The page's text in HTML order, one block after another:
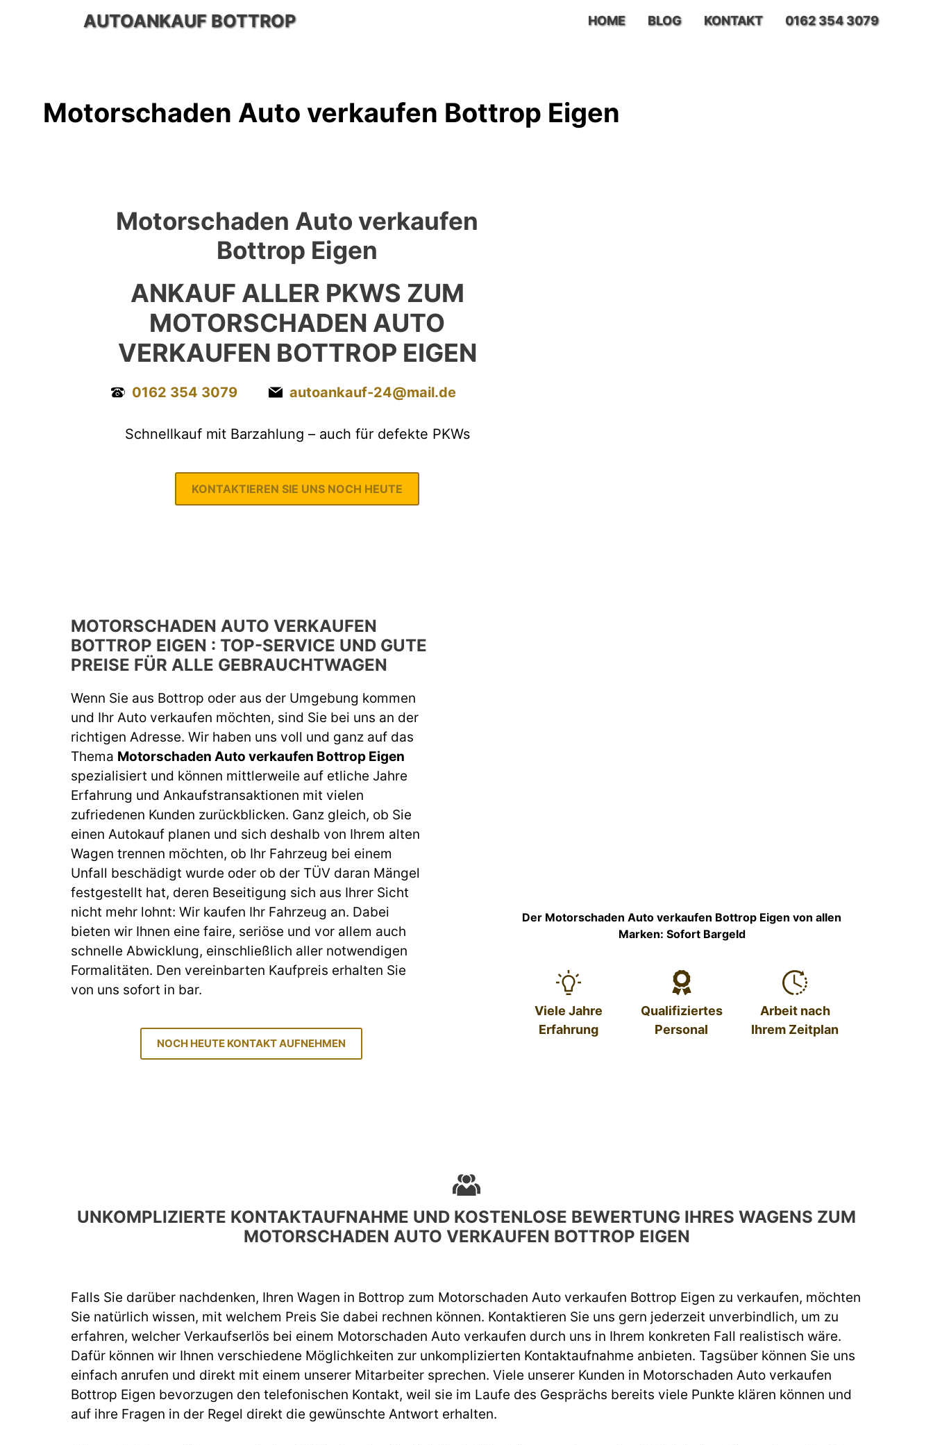
AUTOANKAUF BOTTROP HOME BLOG KONTAKT 0162 354 3079
Motorschaden Auto verkaufen Bottrop Eigen
Motorschaden Auto verkaufen
Bottrop Eigen
ANKAUF ALLER PKWS ZUM
MOTORSCHADEN AUTO
VERKAUFEN BOTTROP EIGEN
0162 354 3079 autoankauf-24@mail.de
Schnellkauf mit Barzahlung – auch für defekte PKWs
KONTAKTIEREN SIE UNS NOCH HEUTE
MOTORSCHADEN AUTO VERKAUFEN
BOTTROP EIGEN : TOP-SERVICE UND GUTE
PREISE FÜR ALLE GEBRAUCHTWAGEN
Wenn Sie aus Bottrop oder aus der Umgebung kommen
und Ihr Auto verkaufen möchten, sind Sie bei uns an der
richtigen Adresse. Wir haben uns voll und ganz auf das
Thema Motorschaden Auto verkaufen Bottrop Eigen
spezialisiert und können mittlerweile auf etliche Jahre
Erfahrung und Ankaufstransaktionen mit vielen
zufriedenen Kunden zurückblicken. Ganz gleich, ob Sie
einen Autokauf planen und sich deshalb von Ihrem alten
Wagen trennen möchten, ob Ihr Fahrzeug bei einem
Unfall beschädigt wurde oder ob der TÜV daran Mängel
festgestellt hat, deren Beseitigung sich aus Ihrer Sicht
nicht mehr lohnt: Wir kaufen Ihr Fahrzeug an. Dabei
bieten wir Ihnen eine faire, seriöse und vor allem auch
schnelle Abwicklung, einschließlich aller notwendigen
Formalitäten. Den vereinbarten Kaufpreis erhalten Sie
von uns sofort in bar.
NOCH HEUTE KONTAKT AUFNEHMEN
Der Motorschaden Auto verkaufen Bottrop Eigen von allen
Marken: Sofort Bargeld
Viele Jahre
Erfahrung
Qualifiziertes
Personal
Arbeit nach
Ihrem Zeitplan
UNKOMPLIZIERTE KONTAKTAUFNAHME UND KOSTENLOSE BEWERTUNG IHRES WAGENS ZUM
MOTORSCHADEN AUTO VERKAUFEN BOTTROP EIGEN
Falls Sie darüber nachdenken, Ihren Wagen in Bottrop zum Motorschaden Auto verkaufen Bottrop Eigen zu verkaufen, möchten
Sie natürlich wissen, mit welchem Preis Sie dabei rechnen können. Kontaktieren Sie uns gern jederzeit unverbindlich, um zu
erfahren, welcher Verkaufserlös bei einem Motorschaden Auto verkaufen durch uns in Ihrem konkreten Fall realistisch wäre.
Dafür können wir Ihnen verschiedene Möglichkeiten zur unkomplizierten Kontaktaufnahme anbieten. Tagsüber können Sie uns
einfach anrufen und direkt mit einem unserer Mitarbeiter sprechen. Viele unserer Kunden in Motorschaden Auto verkaufen
Bottrop Eigen bevorzugen den telefonischen Kontakt, weil sie im Laufe des Gesprächs bereits viele Punkte klären können und
auf ihre Fragen in der Regel direkt die gewünschte Antwort erhalten.